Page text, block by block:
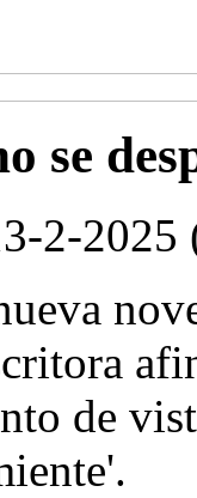
se
2-2025
de